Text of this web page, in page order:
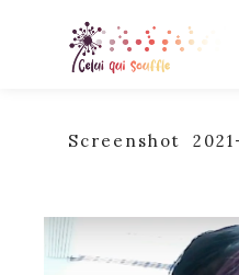
Screenshot